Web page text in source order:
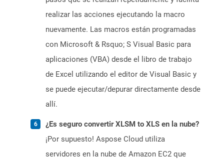
realizar las acciones ejecutando la macro
nuevamente. Las macros están programadas
con Microsoft & Rsquo; S Visual Basic para
aplicaciones (VBA) desde el libro de trabajo
de Excel utilizando el editor de Visual Basic y
se puede ejecutar/depurar directamente desde
allí.
¿Es seguro convertir XLSM to XLS en la nube?
¡Por supuesto! Aspose Cloud utiliza
servidores en la nube de Amazon EC2 que